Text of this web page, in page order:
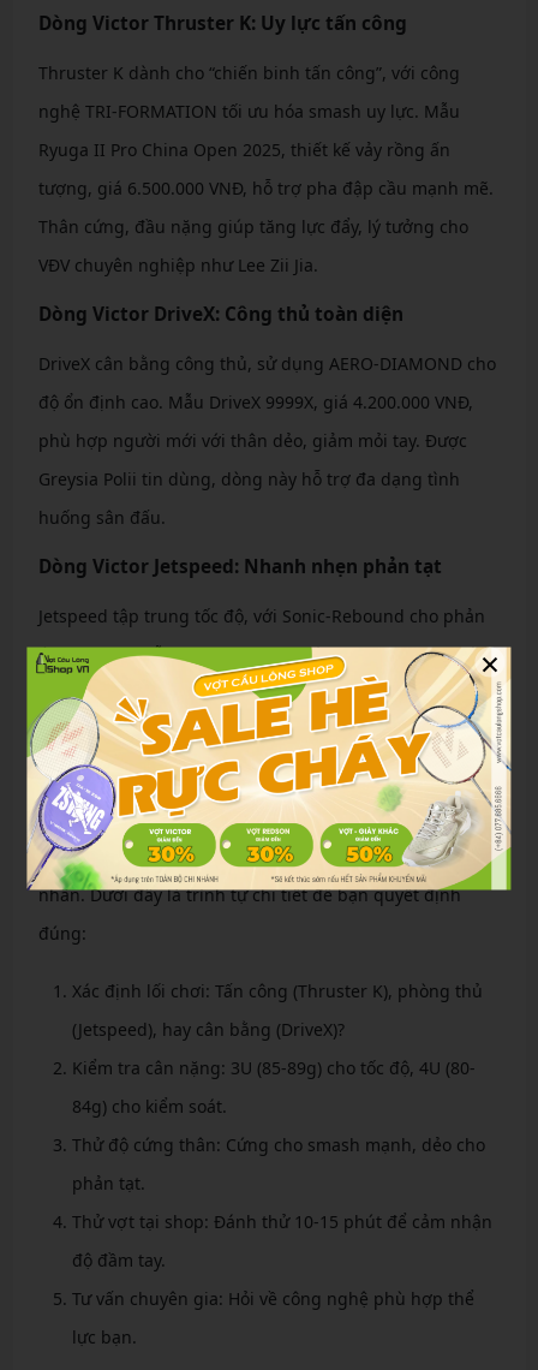
Dòng Victor Thruster K: Uy lực tấn công
Thruster K dành cho “chiến binh tấn công”, với công
nghệ TRI-FORMATION tối ưu hóa smash uy lực. Mẫu
Ryuga II Pro China Open 2025, thiết kế vảy rồng ấn
tượng, giá 6.500.000 VNĐ, hỗ trợ pha đập cầu mạnh mẽ.
Thân cứng, đầu nặng giúp tăng lực đẩy, lý tưởng cho
VĐV chuyên nghiệp như Lee Zii Jia.
Dòng Victor DriveX: Công thủ toàn diện
DriveX cân bằng công thủ, sử dụng AERO-DIAMOND cho
độ ổn định cao. Mẫu DriveX 9999X, giá 4.200.000 VNĐ,
phù hợp người mới với thân dẻo, giảm mỏi tay. Được
Greysia Polii tin dùng, dòng này hỗ trợ đa dạng tình
huống sân đấu.
Dòng Victor Jetspeed: Nhanh nhẹn phản tạt
Jetspeed tập trung tốc độ, với Sonic-Rebound cho phản
ứng nhanh. Mẫu Jetspeed S 10, giá 3.800.000 VNĐ, thân
dẻo giúp bắt lưới dễ dàng. Lý tưởng cho đôi nam như
Goh V Shem, mang lại sự linh hoạt trên sân.
Bí quyết chọn vợt Victor phù hợp lối chơi của
bạn
Chọn vợt Victor không chỉ dựa vào giá mà còn lối chơi cá
nhân. Dưới đây là trình tự chi tiết để bạn quyết định
đúng:
Xác định lối chơi: Tấn công (Thruster K), phòng thủ
(Jetspeed), hay cân bằng (DriveX)?
Kiểm tra cân nặng: 3U (85-89g) cho tốc độ, 4U (80-
84g) cho kiểm soát.
Thử độ cứng thân: Cứng cho smash mạnh, dẻo cho
phản tạt.
Thử vợt tại shop: Đánh thử 10-15 phút để cảm nhận
độ đầm tay.
Tư vấn chuyên gia: Hỏi về công nghệ phù hợp thể
lực bạn.
×